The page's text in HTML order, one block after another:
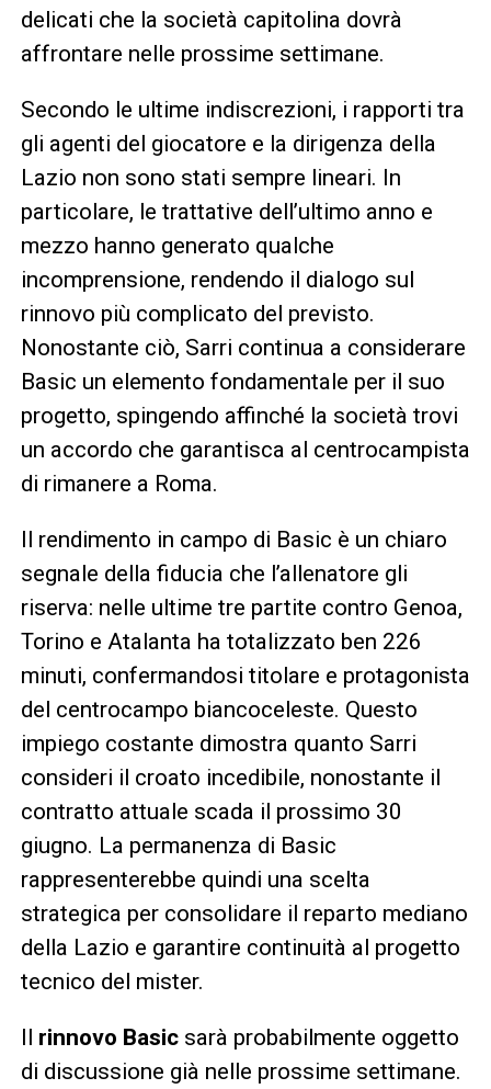
delicati che la società capitolina dovrà
affrontare nelle prossime settimane.
Secondo le ultime indiscrezioni, i rapporti tra
gli agenti del giocatore e la dirigenza della
Lazio non sono stati sempre lineari. In
particolare, le trattative dell’ultimo anno e
mezzo hanno generato qualche
incomprensione, rendendo il dialogo sul
rinnovo più complicato del previsto.
Nonostante ciò, Sarri continua a considerare
Basic un elemento fondamentale per il suo
progetto, spingendo affinché la società trovi
un accordo che garantisca al centrocampista
di rimanere a Roma.
Il rendimento in campo di Basic è un chiaro
segnale della fiducia che l’allenatore gli
riserva: nelle ultime tre partite contro Genoa,
Torino e Atalanta ha totalizzato ben 226
minuti, confermandosi titolare e protagonista
del centrocampo biancoceleste. Questo
impiego costante dimostra quanto Sarri
consideri il croato incedibile, nonostante il
contratto attuale scada il prossimo 30
giugno. La permanenza di Basic
rappresenterebbe quindi una scelta
strategica per consolidare il reparto mediano
della Lazio e garantire continuità al progetto
tecnico del mister.
Il rinnovo Basicsarà probabilmente oggetto
di discussione già nelle prossime settimane.